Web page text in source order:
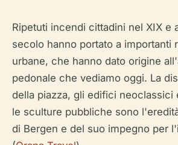
Ripetuti incendi cittadini nel XIX e
secolo hanno portato a importanti
urbane, che hanno dato origine
pedonale che vediamo oggi. La
della piazza, gli edifici neoclassici
le sculture pubbliche sono
di Bergen e del suo impegno per